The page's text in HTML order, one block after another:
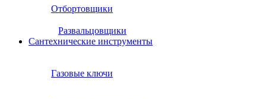
Отбортовщики
Развальцовщики
Сантехнические инcтрументы
Газовые ключи